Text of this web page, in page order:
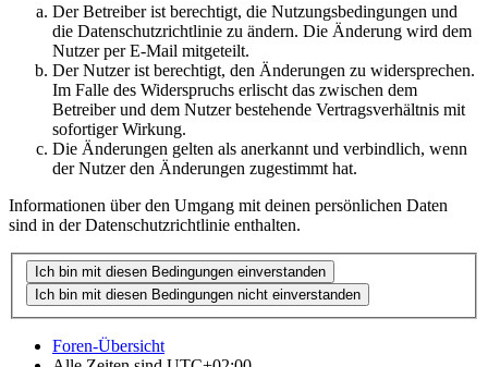
Der Betreiber ist berechtigt, die Nutzungsbedingungen und
die Datenschutzrichtlinie zu ändern. Die Änderung wird dem
Nutzer per E-Mail mitgeteilt.
Der Nutzer ist berechtigt, den Änderungen zu widersprechen.
Im Falle des Widerspruchs erlischt das zwischen dem
Betreiber und dem Nutzer bestehende Vertragsverhältnis mit
sofortiger Wirkung.
Die Änderungen gelten als anerkannt und verbindlich, wenn
der Nutzer den Änderungen zugestimmt hat.
Informationen über den Umgang mit deinen persönlichen Daten
sind in der Datenschutzrichtlinie enthalten.
Foren-Übersicht